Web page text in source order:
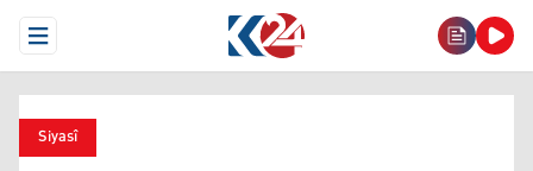
Open Menu
Siyasî